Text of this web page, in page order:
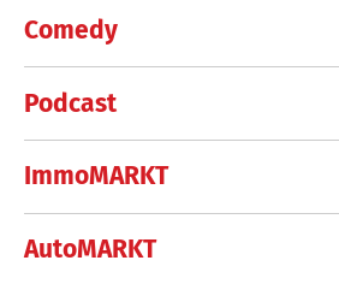
Comedy
Podcast
ImmoMARKT
AutoMARKT